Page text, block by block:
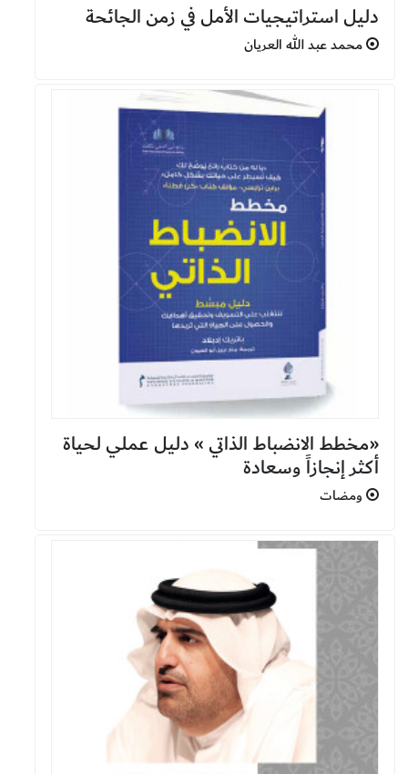
دليل استراتيجيات الأمل في زمن الجائحة
محمد عبد الله العريان
«مخطط الانضباط الذاتي » دليل عملي لحياة
أكثر إنجازاً وسعادة
ومضات